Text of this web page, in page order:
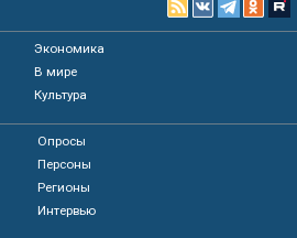
Экономика
В мире
Культура
Опросы
Персоны
Регионы
Интервью